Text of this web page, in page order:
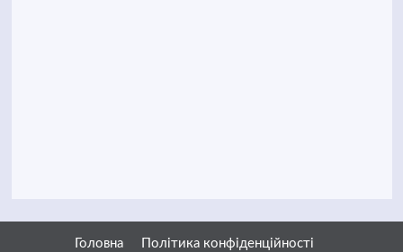
Головна
Політика конфіденційності